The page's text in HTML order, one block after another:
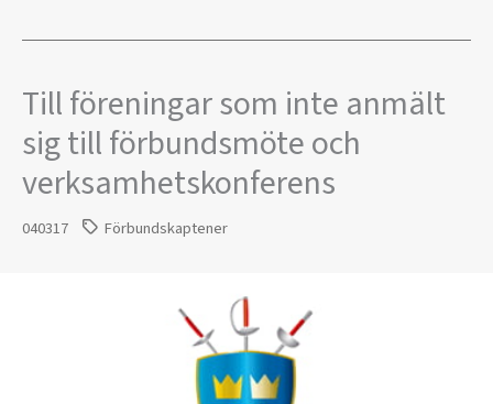
Till föreningar som inte anmält
sig till förbundsmöte och
verksamhetskonferens
040317 Förbundskaptener